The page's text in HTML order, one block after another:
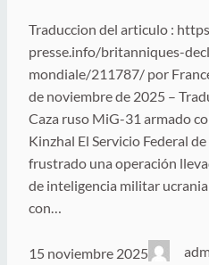
Traduccion del articulo :
presse.info/britanniques-
mondiale/211787/ por
de noviembre de 2025 –
Caza ruso MiG-31 armado
Kinzhal El Servicio Federal
frustrado una operación
de inteligencia militar
con…
15 noviembre 2025